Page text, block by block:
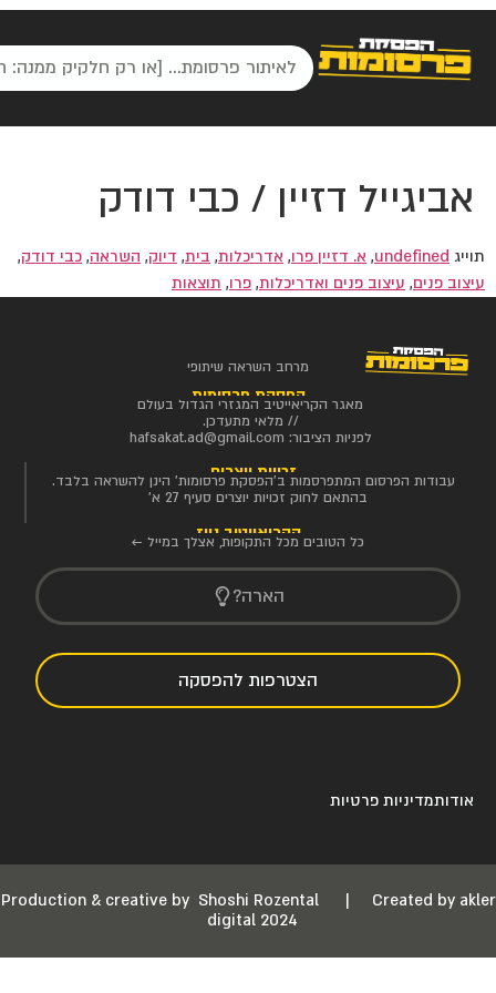
אביגייל דזיין / כבי דודק
תוייג undefined
, א. דזיין פרו, אדריכלות, בית, דיוק, השראה, כבי דודק,
עיצוב פנים, עיצוב פנים ואדריכלות, פרו, תוצאות
מרחב השראה שיתופי
הפסקת פרסומות
מאגר הקריאייטיב המגזרי הגדול בעולם
// מלאי מתעדכן.
לפניות הציבור: hafsakat.ad@gmail.com
זכויות יוצרים
עבודות הפרסום המתפרסמות ב'הפסקת פרסומות' הינן להשראה בלבד.
בהתאם לחוק זכויות יוצרים סעיף 27 א'
הקריאייטיב ניוז
כל הטובים מכל התקופות, אצלך במייל ←
הארה?
הצטרפות להפסקה
אודותמדיניות פרטיות
Production & creative by Shoshi Rozental | Created by akler
digital 2024